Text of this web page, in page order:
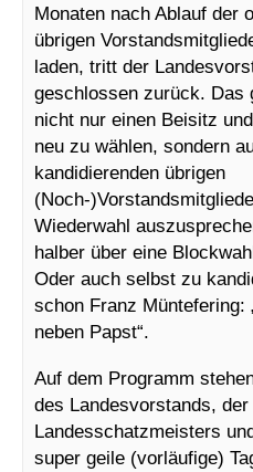
Monaten nach Ablauf der
übrigen
laden, tritt der
geschlossen zurück. Das
nicht nur einen Beisitz
neu zu wählen, sondern
kandidierenden übrigen
(Noch-
Wiederwahl
halber über eine
Oder auch selbst zu
schon Franz Müntefering:
neben Papst“.
Auf dem Programm
des Landesvorstands,
Landesschatzmeisters
super geile (vorläufige)